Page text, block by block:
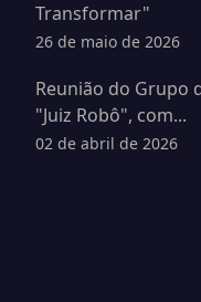
Transformar"
26 de maio de 2026
Reunião do Grupo
"Juiz Robô", com...
02 de abril de 2026